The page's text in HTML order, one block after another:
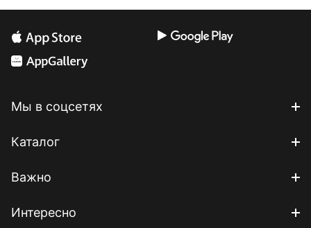
Мы в соцсетях
Каталог
Важно
Интересно